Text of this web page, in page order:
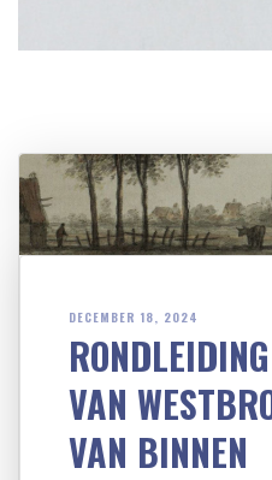
DECEMBER 18, 2024
VAN
VAN BINNEN